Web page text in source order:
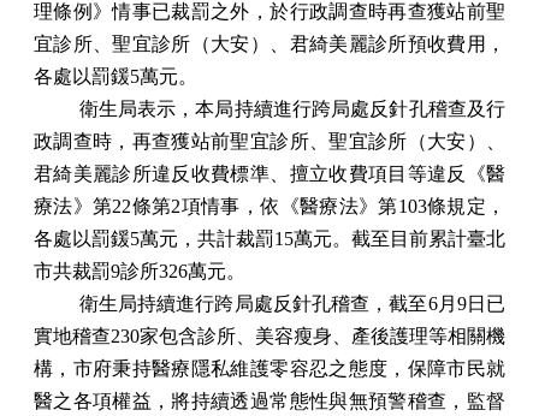
理條例》情事已裁罰之外，於行政調查時再查獲站前聖
宜診所、聖宜診所（大安）、君綺美麗診所預收費用，
各處以罰鍰5萬元。
衛生局表示，本局持續進行跨局處反針孔稽查及行
政調查時，再查獲站前聖宜診所、聖宜診所（大安）、
君綺美麗診所違反收費標準、擅立收費項目等違反《醫
療法》第22條第2項情事，依《醫療法》第103條規定，
各處以罰鍰5萬元，共計裁罰15萬元。截至目前累計臺北
市共裁罰9診所326萬元。
衛生局持續進行跨局處反針孔稽查 ，截至6月9日已
實地稽查230家包含診所、美容瘦身、產後護理等相關機
構，市府秉持醫療隱私維護零容忍之態度，保障市民就
醫之各項權益，將持續透過常態性與無預警稽查，監督